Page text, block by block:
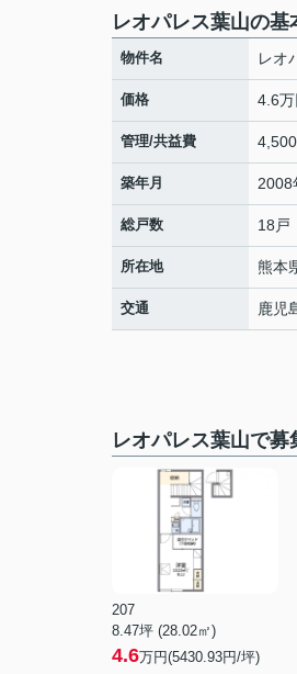
レオパレス葉山の基
物件名 レオ
価格 4.6万
管理/共益費
築年月 2008
総戸数 18戸
所在地 熊本
交通 鹿児
レオパレス葉山で募
207
8.47坪 (28.02㎡)
4.6万円(5430.93円/坪)